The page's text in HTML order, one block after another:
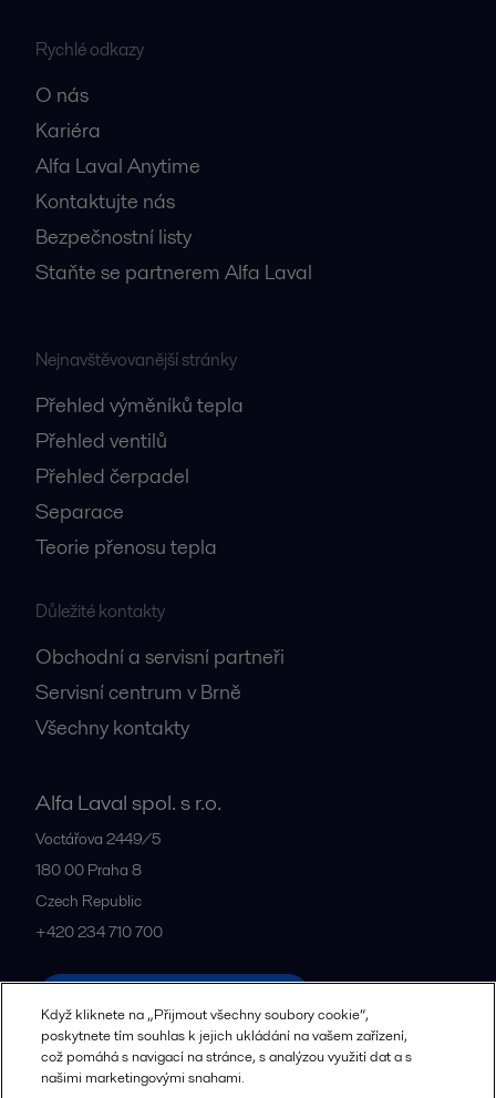
Rychlé odkazy
O nás
Kariéra
Alfa Laval Anytime
Kontaktujte nás
Bezpečnostní listy
Staňte se partnerem Alfa Laval
Nejnavštěvovanější stránky
Přehled výměníků tepla
Přehled ventilů
Přehled čerpadel
Separace
Teorie přenosu tepla
Důležité kontakty
Obchodní a servisní partneři
Servisní centrum v Brně
Všechny kontakty
Alfa Laval spol. s r.o.
Voctářova 2449/5
180 00 Praha 8
Czech Republic
+420 234 710 700
Když kliknete na „Přijmout všechny soubory cookie“,
poskytnete tím souhlas k jejich ukládání na vašem zařízení,
což pomáhá s navigací na stránce, s analýzou využití dat a s
našimi marketingovými snahami.